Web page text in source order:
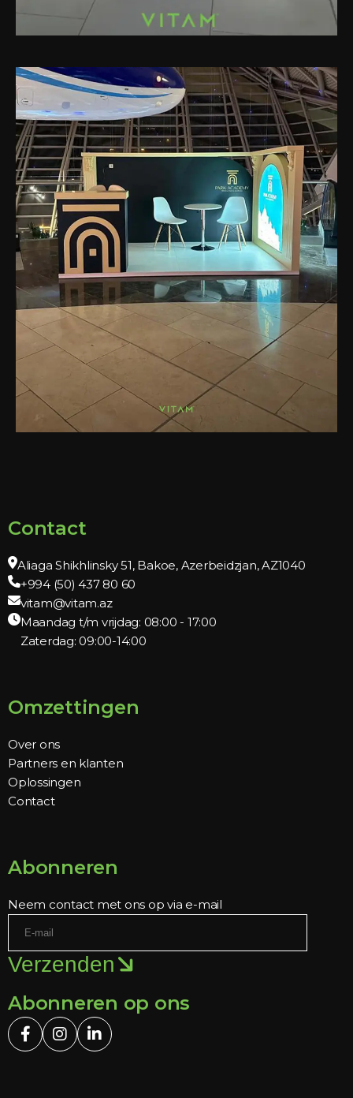
Contact
Aliaga Shikhlinsky 51, Bakoe, Azerbeidzjan, AZ1040
+994 (50) 437 80 60
vitam@vitam.az
Maandag t/m vrijdag: 08:00 - 17:00
Zaterdag: 09:00-14:00
Omzettingen
Over ons
Partners en klanten
Oplossingen
Contact
Abonneren
Neem contact met ons op via e-mail
Verzenden
Abonneren op ons